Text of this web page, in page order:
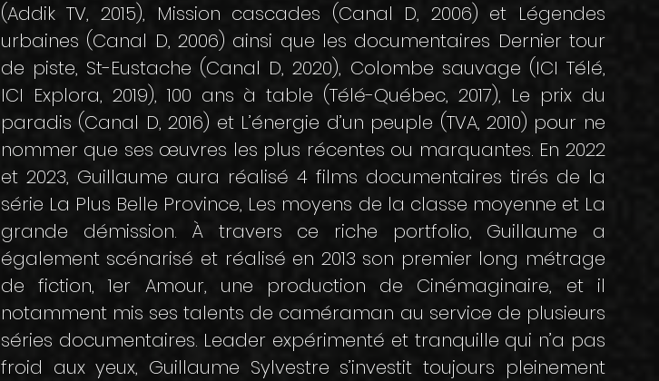
(Addik TV, 2015), Mission cascades (Canal D, 2006) et Légendes
urbaines (Canal D, 2006) ainsi que les documentaires Dernier tour
de piste, St-Eustache (Canal D, 2020), Colombe sauvage (ICI Télé,
ICI Explora, 2019), 100 ans à table (Télé-Québec, 2017), Le prix du
paradis (Canal D, 2016) et L’énergie d’un peuple (TVA, 2010) pour ne
nommer que ses œuvres les plus récentes ou marquantes. En 2022
et 2023, Guillaume aura réalisé 4 films documentaires tirés de la
série La Plus Belle Province, Les moyens de la classe moyenne et La
grande démission. À travers ce riche portfolio, Guillaume a
également scénarisé et réalisé en 2013 son premier long métrage
de fiction, 1er Amour, une production de Cinémaginaire, et il
notamment mis ses talents de caméraman au service de plusieurs
séries documentaires. Leader expérimenté et tranquille qui n’a pas
froid aux yeux, Guillaume Sylvestre s’investit toujours pleinement